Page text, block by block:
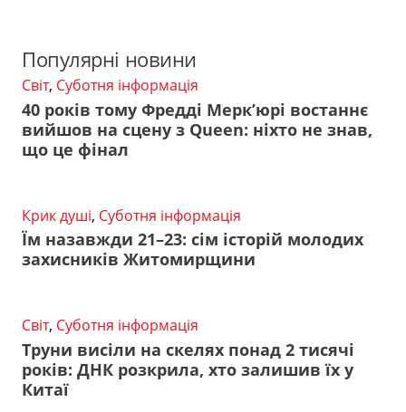
Популярні новини
Світ, Суботня інформація
40 років тому Фредді Мерк’юрі востаннє
вийшов на сцену з Queen: ніхто не знав,
що це фінал
Крик душі, Суботня інформація
Їм назавжди 21–23: сім історій молодих
захисників Житомирщини
Світ, Суботня інформація
Труни висіли на скелях понад 2 тисячі
років: ДНК розкрила, хто залишив їх у
Китаї